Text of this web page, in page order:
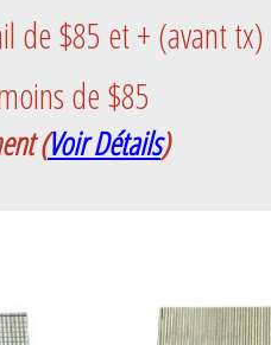
de $85 et + (avant tx)
de $85
(Voir Détails)